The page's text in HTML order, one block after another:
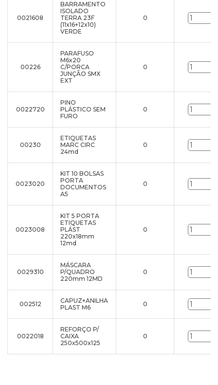
0021608
BARRAMENTO
ISOLADO
TERRA 23F
(11x16+12x10)
VERDE
0
00226
PARAFUSO
M6x20
C/PORCA
JUNÇÃO SMX
EXT
0
0022720
PINO
PLÁSTICO SEM
FURO
0
00230
ETIQUETAS
MARC CIRC
24md
0
0023020
KIT 10 BOLSAS
PORTA
DOCUMENTOS
A5
0
0023008
KIT 5 PORTA
ETIQUETAS
PLÁST
220x18mm
12md
0
0029310
MÁSCARA
P/QUADRO
220mm 12MD
0
002512
CAPUZ+ANILHA
PLAST M6
0
0022018
REFORÇO P/
CAIXA
250x500x125
0